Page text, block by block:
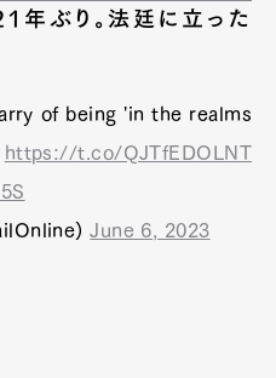
年ぶり。法廷に立った
of being 'in the realms
https://t.co/QJTfEDOLNT
June 6, 2023